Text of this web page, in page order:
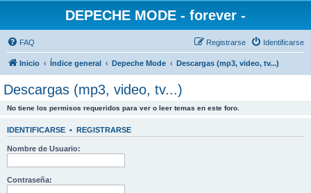
DEPECHE MODE - forever -
FAQ Identificarse
Registrarse
Inicio Índice general Depeche Mode Descargas (mp3, video, tv...)
Descargas (mp3, video, tv...)
No tiene los permisos requeridos para ver o leer temas en este foro.
IDENTIFICARSE • REGISTRARSE
Nombre de Usuario:
Contraseña: